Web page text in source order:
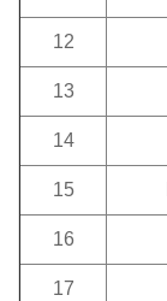
12
13
14
15
16
17